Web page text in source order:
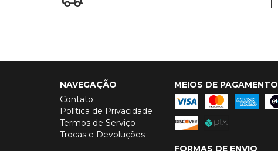
NAVEGAÇÃO
Contato
Política de Privacidade
Termos de Serviço
Trocas e Devoluções
MEIOS DE PAGAMENTO
FORMAS DE ENVIO